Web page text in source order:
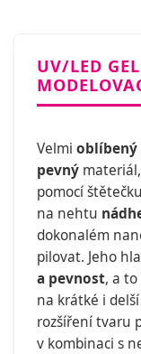
UV/LED
Velmi oblíbený
pevný
pomocí
na nehtu
dokonalém
pilovat. Jeho
a pevnost, a
na krátké i
rozšíření tvaru
v kombinaci s